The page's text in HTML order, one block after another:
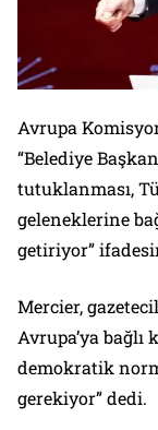
Avrupa
“Belediye
tutuklanması,
geleneklerine
getiriyor”
Mercier,
Avrupa’ya
demokratik
gerekiyor” dedi.